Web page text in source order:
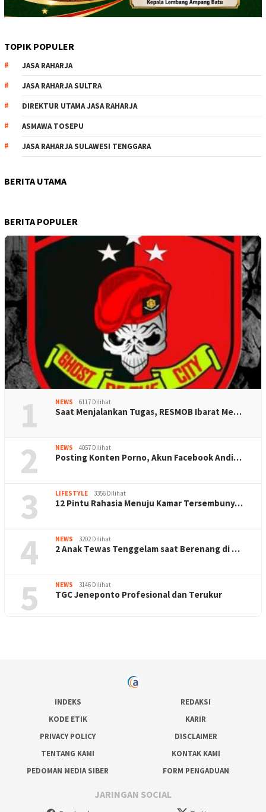
TOPIK POPULER
JASA RAHARJA
JASA RAHARJA SULTRA
DIREKTUR UTAMA JASA RAHARJA
ASMAWA TOSEPU
JASA RAHARJA SULAWESI TENGGARA
BERITA UTAMA
BERITA POPULER
1 NEWS 6117 Dilihat
Saat Menjalankan Tugas, RESMOB Ibarat Me…
2 NEWS 4057 Dilihat
Posting Konten Porno, Akun Facebook Andi…
3 LIFESTYLE 3356 Dilihat
12 Pintu Rahasia Menuju Kamar Tersembuny…
4 NEWS 3202 Dilihat
2 Anak Tewas Tenggelam saat Berenang di …
5 NEWS 3146 Dilihat
TGC Jeneponto Profesional dan Terukur
INDEKS
REDAKSI
KODE ETIK
KARIR
PRIVACY POLICY
DISCLAIMER
TENTANG KAMI
KONTAK KAMI
PEDOMAN MEDIA SIBER
FORM PENGADUAN
JARINGAN SOCIAL